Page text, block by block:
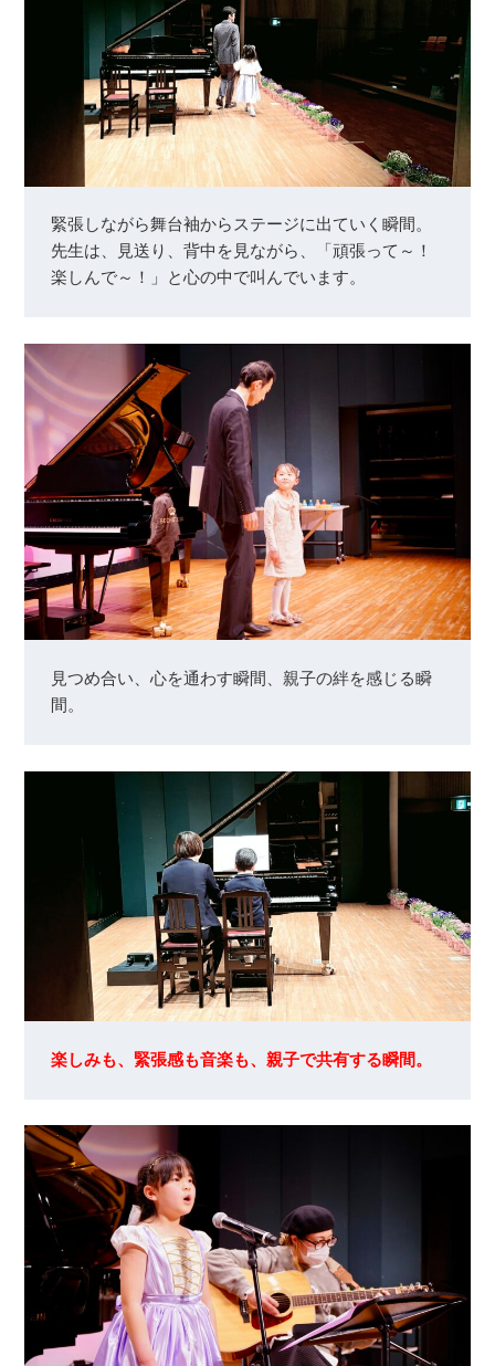
緊張しながら舞台袖からステージに出ていく瞬間。
先生は、見送り、背中を見ながら、「頑張って～！
楽しんで～！」と心の中で叫んでいます。
見つめ合い、心を通わす瞬間、親子の絆を感じる瞬
間。
楽しみも、緊張感も音楽も、親子で共有する瞬間。